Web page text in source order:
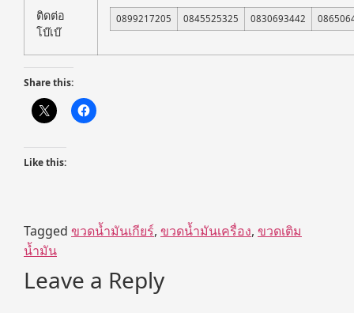
ติดต่อ
โบ๊เบ๊
0899217205 0845525325 0830693442
Share this:
Like this:
Tagged ขวดน้ำมันเกียร์, ขวดน้ำมันเครื่อง, ขวดเติม
น้ำมัน
Leave a Reply